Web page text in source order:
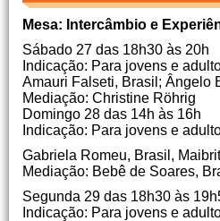
Mesa: Intercâmbio e
Sábado 27 das 18h30 às 20h
Indicação: Para jovens e
Amauri Falseti, Brasil; Ângelo
Mediação: Christine Röhrig
Domingo 28 das 14h às 16h
Indicação: Para jovens e
Gabriela Romeu, Brasil,
Mediação: Bebê de Soares,
Segunda 29 das 18h30 às
Indicação: Para jovens e